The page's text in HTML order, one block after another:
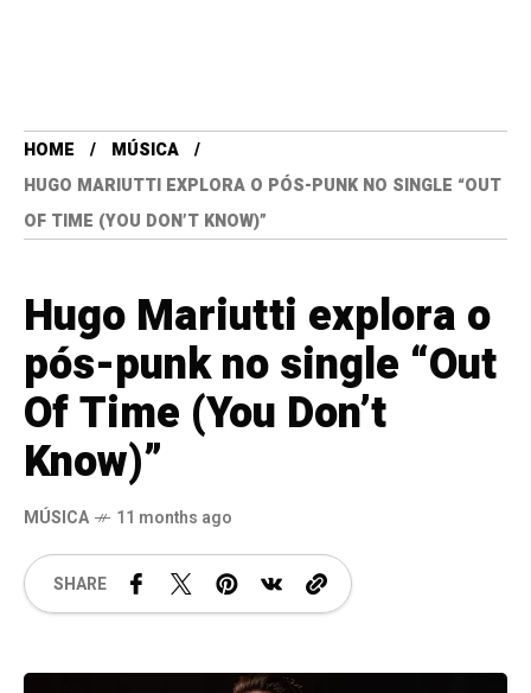
HOME
MÚSICA
HUGO MARIUTTI EXPLORA O PÓS-PUNK NO SINGLE “OUT
OF TIME (YOU DON’T KNOW)”
Hugo Mariutti explora o
pós-punk no single “Out
Of Time (You Don’t
Know)”
MÚSICA 11 months ago
SHARE